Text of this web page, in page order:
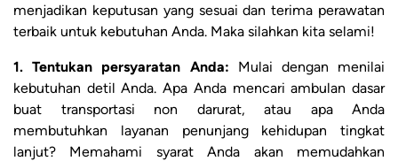
menjadikan keputusan yang sesuai dan terima perawatan
terbaik untuk kebutuhan Anda. Maka silahkan kita selami!
1. Tentukan persyaratan Anda: Mulai dengan menilai
kebutuhan detil Anda. Apa Anda mencari ambulan dasar
buat transportasi non darurat, atau apa Anda
membutuhkan layanan penunjang kehidupan tingkat
lanjut? Memahami syarat Anda akan memudahkan